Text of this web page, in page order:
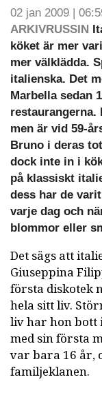
02 jan 2009 |
ARKIVRUSSIN
köket är mer
mer välklädda.
italienska. Det
Marbella sedan
men är vid 59-
Bruno i deras
dock inte in i
på klassiskt
dess har de
varje dag och
blommor eller
Det sägs att
Giuseppina
första diskotek
hela sitt liv.
liv har hon bott
med sin första
var bara 16 år,
familjeklanen.